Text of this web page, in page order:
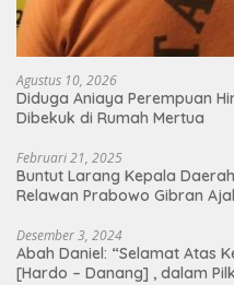
Agustus 10, 2026
Diduga Aniaya Perempuan
Dibekuk di Rumah Mertua
Februari 21, 2025
Buntut Larang Kepala
Relawan Prabowo Gibran
Desember 3, 2024
Abah Daniel: “Selamat Atas
[Hardo – Danang] , dalam